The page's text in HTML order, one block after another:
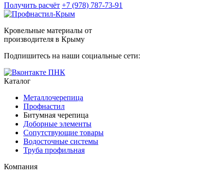
Получить расчёт +7 (978) 787-73-91
Кровельные материалы от
производителя в Крыму
Подпишитесь на наши социальные сети:
Каталог
Металлочерепица
Профнастил
Битумная черепица
Доборные элементы
Сопутствующие товары
Водосточные системы
Труба профильная
Компания